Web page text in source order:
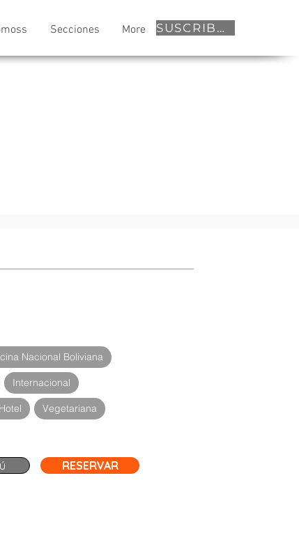
Secciones More SUSCRIBETE
Nacional Boliviana
Internacional
Vegetariana
RESERVAR